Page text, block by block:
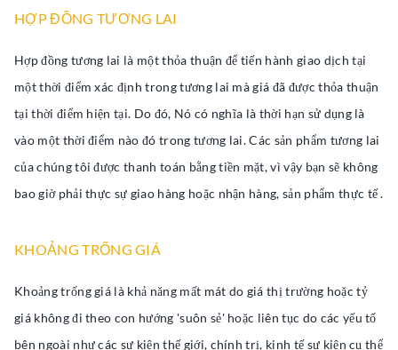
HỢP ĐỒNG TƯƠNG LAI
Hợp đồng tương lai là một thỏa thuận để tiến hành giao dịch tại
một thời điểm xác định trong tương lai mà giá đã được thỏa thuận
tại thời điểm hiện tại. Do đó, Nó có nghĩa là thời hạn sử dụng là
vào một thời điểm nào đó trong tương lai. Các sản phẩm tương lai
của chúng tôi được thanh toán bằng tiền mặt, vì vậy bạn sẽ không
bao giờ phải thực sự giao hàng hoặc nhận hàng, sản phẩm thực tế .
KHOẢNG TRỐNG GIÁ
Khoảng trống giá là khả năng mất mát do giá thị trường hoặc tỷ
giá không đi theo con hướng 'suôn sẻ' hoặc liên tục do các yếu tố
bên ngoài như các sự kiện thế giới, chính trị, kinh tế sự kiện cụ thể